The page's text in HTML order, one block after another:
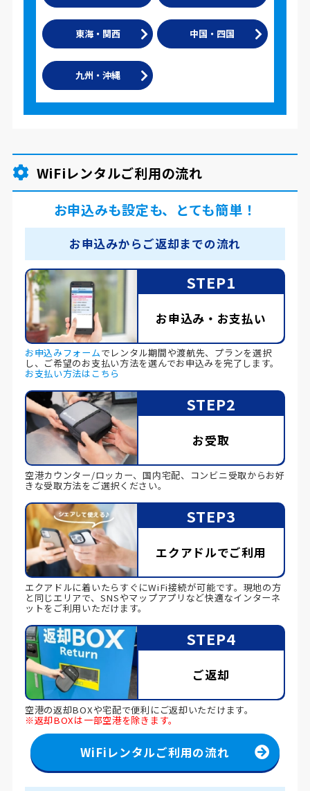
東海・関西 中国・四国
九州・沖縄
WiFiレンタルご利用の流れ
お申込みも設定も、とても簡単！
お申込みからご返却までの流れ
STEP1
お申込み・お支払い
お申込みフォームでレンタル期間や渡航先、プランを選択
し、ご希望のお支払い方法を選んでお申込みを完了します。
お支払い方法はこちら
STEP2
お受取
空港カウンター/ロッカー、国内宅配、コンビニ受取からお好
きな受取方法をご選択ください。
STEP3
エクアドルでご利用
エクアドルに着いたらすぐにWiFi接続が可能です。現地の方
と同じエリアで、SNSやマップアプリなど快適なインターネ
ットをご利用いただけます。
STEP4
ご返却
空港の返却BOXや宅配で便利にご返却いただけます。
※返却BOXは一部空港を除きます。
WiFiレンタルご利用の流れ